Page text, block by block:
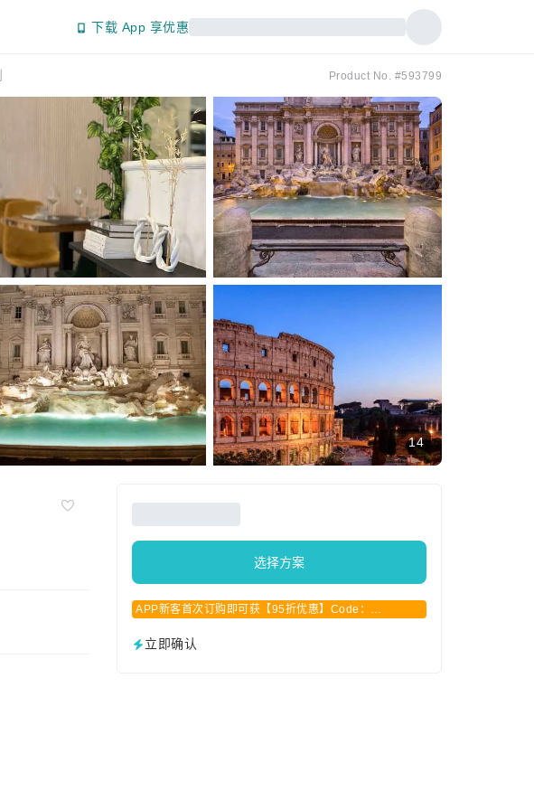
下载 App 享优惠
Product No. #593799
14
选择方案
APP新客首次订购即可获【95折优惠】Code：
立即确认